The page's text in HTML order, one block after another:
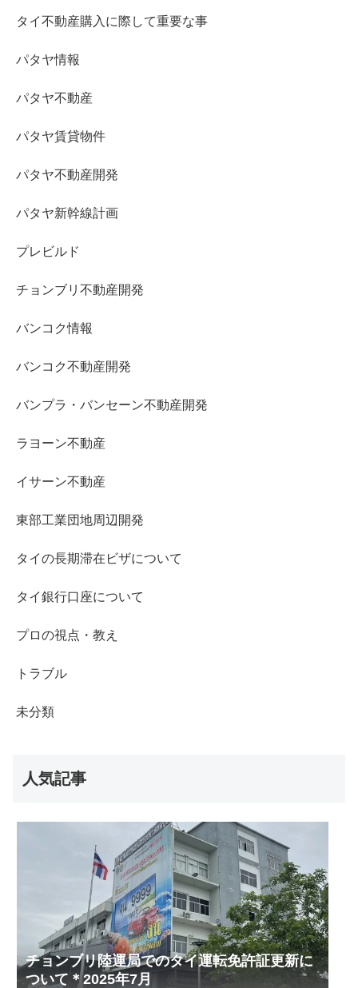
タイ不動産購入に際して重要な事
パタヤ情報
パタヤ不動産
パタヤ賃貸物件
パタヤ不動産開発
パタヤ新幹線計画
プレビルド
チョンブリ不動産開発
バンコク情報
バンコク不動産開発
バンプラ・バンセーン不動産開発
ラヨーン不動産
イサーン不動産
東部工業団地周辺開発
タイの長期滞在ビザについて
タイ銀行口座について
プロの視点・教え
トラブル
未分類
人気記事
チョンブリ陸運局でのタイ運転免許証更新に
ついて＊2025年7月